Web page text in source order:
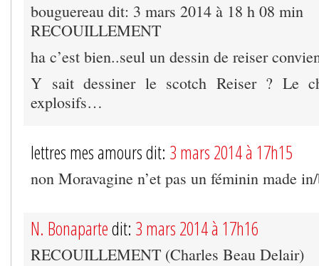
bouguereau dit: 3 mars 2014 à 18 h 08 min
RECOUILLEMENT
ha c’est bien..seul un dessin de reiser
Y sait dessiner le scotch Reiser ? Le
explosifs…
lettres mes amours dit: 3 mars 2014 à 17h15
non Moravagine n’et pas un féminin made
N. Bonapartedit: 3 mars 2014 à 17h16
RECOUILLEMENT (Charles Beau Delair)